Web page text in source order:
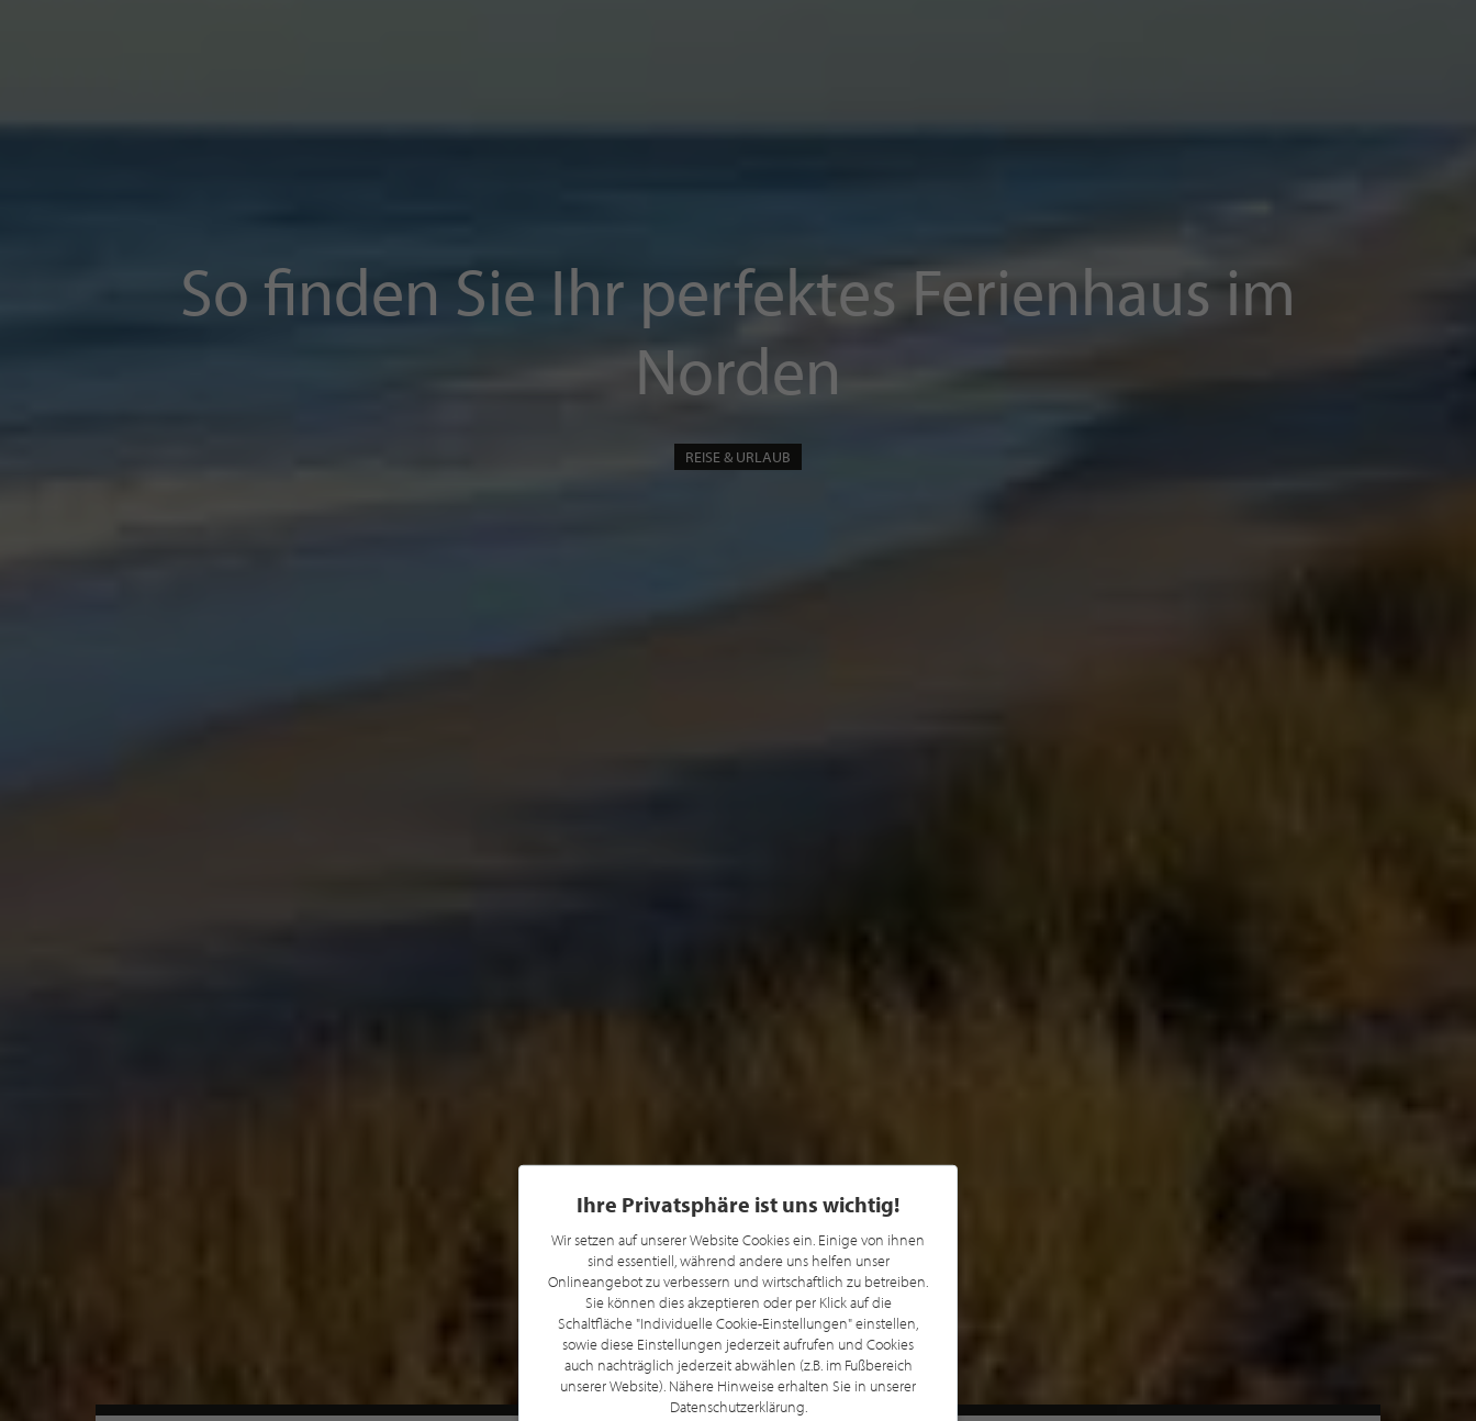
-
So finden Sie Ihr perfektes Ferienhaus im
Norden
REISE & URLAUB
Ihre Privatsphäre ist uns wichtig!
Wir setzen auf unserer Website Cookies ein. Einige von ihnen
sind essentiell, während andere uns helfen unser
Onlineangebot zu verbessern und wirtschaftlich zu betreiben.
Sie können dies akzeptieren oder per Klick auf die
Schaltfläche "Individuelle Cookie-Einstellungen" einstellen,
sowie diese Einstellungen jederzeit aufrufen und Cookies
auch nachträglich jederzeit abwählen (z.B. im Fußbereich
unserer Website). Nähere Hinweise erhalten Sie in unserer
Datenschutzerklärung.